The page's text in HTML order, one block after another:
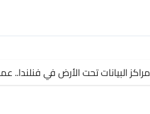
مراكز البيانات تحت الأرض في فنلندا..